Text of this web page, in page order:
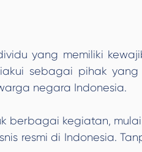
yang memiliki
sebagai pihak
negara Indonesia.
berbagai kegiatan,
resmi di Indonesia.